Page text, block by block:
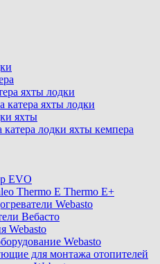
яхты лодки
катера яхты лодки
яхты
лодки яхты кемпера
EVO
Thermo E Thermo E+
Webasto
Вебасто
Webasto
Webasto
для монтажа отопителей